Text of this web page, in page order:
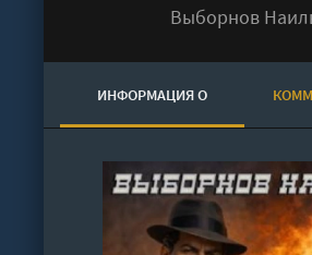
Выборнов
ИНФОРМАЦИЯ О
АУДИОКНИГЕ